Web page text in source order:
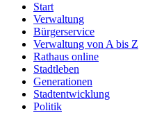
Start
Verwaltung
Bürgerservice
Verwaltung von A bis Z
Rathaus online
Stadtleben
Generationen
Stadtentwicklung
Politik